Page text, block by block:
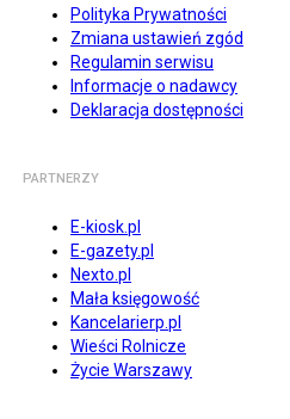
Polityka Prywatności
Zmiana ustawień zgód
Regulamin serwisu
Informacje o nadawcy
Deklaracja dostępności
PARTNERZY
E-kiosk.pl
E-gazety.pl
Nexto.pl
Mała księgowość
Kancelarierp.pl
Wieści Rolnicze
Życie Warszawy